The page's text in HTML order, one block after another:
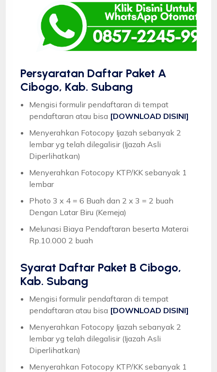
Persyaratan Daftar Paket A
Cibogo, Kab. Subang
Mengisi formulir pendaftaran di tempat
pendaftaran atau bisa [DOWNLOAD DISINI]
Menyerahkan Fotocopy Ijazah sebanyak 2
lembar yg telah dilegalisir (Ijazah Asli
Diperlihatkan)
Menyerahkan Fotocopy KTP/KK sebanyak 1
lembar
Photo 3 x 4 = 6 Buah dan 2 x 3 = 2 buah
Dengan Latar Biru (Kemeja)
Melunasi Biaya Pendaftaran beserta Materai
Rp.10.000 2 buah
Syarat Daftar Paket B Cibogo,
Kab. Subang
Mengisi formulir pendaftaran di tempat
pendaftaran atau bisa [DOWNLOAD DISINI]
Menyerahkan Fotocopy Ijazah sebanyak 2
lembar yg telah dilegalisir (Ijazah Asli
Diperlihatkan)
Menyerahkan Fotocopy KTP/KK sebanyak 1